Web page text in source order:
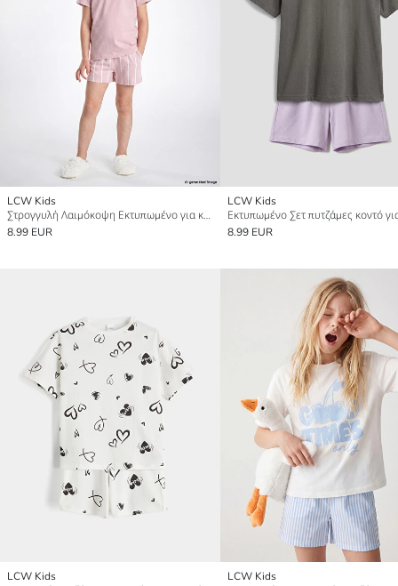
LCW Kids
Στρογγυλή Λαιμόκοψη Εκτυπωμένο για κορίτσια Σετ Πυτζάμες Κοντό
8.99 EUR
LCW Kids
8.99 EUR
LCW Kids
LCW Kids